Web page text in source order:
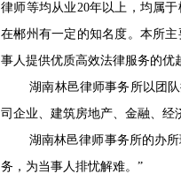
律师等均从业20年以上，均属
在郴州有一定的知名度。本所
事人提供优质高效法律服务的优
湖南林邑律师事务所以团
司企业、建筑房地产、金融、经
湖南林邑律师事务所的办
务，为当事人排忧解难。”